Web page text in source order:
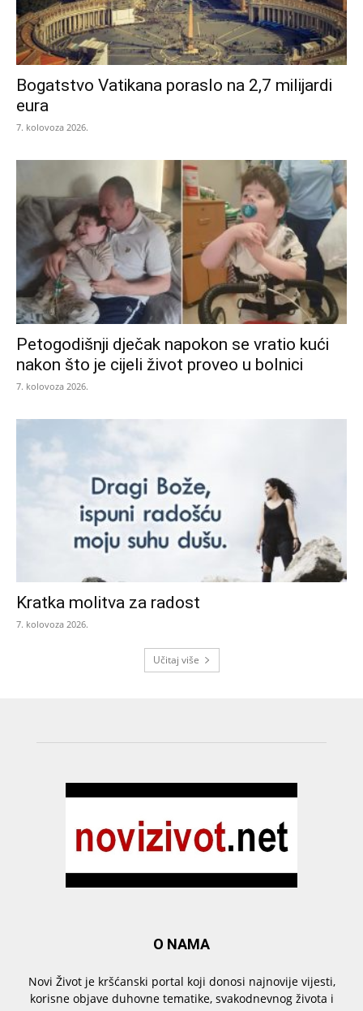
Bogatstvo Vatikana poraslo na 2,7 milijardi
eura
7. kolovoza 2026.
Petogodišnji dječak napokon se vratio kući
nakon što je cijeli život proveo u bolnici
7. kolovoza 2026.
Kratka molitva za radost
7. kolovoza 2026.
Učitaj više
O NAMA
Novi Život je kršćanski portal koji donosi najnovije vijesti,
korisne objave duhovne tematike, svakodnevnog života i